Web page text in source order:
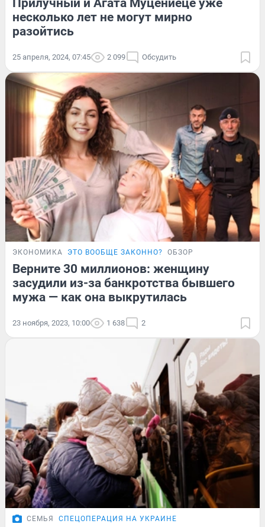
несколько лет не могут мирно
разойтись
25 апреля, 2024, 07:45 2 099 Обсудить
ЭКОНОМИКА ЭТО ВООБЩЕ ЗАКОННО? ОБЗОР
Верните 30 миллионов: женщину
засудили из-за банкротства бывшего
мужа — как она выкрутилась
23 ноября, 2023, 10:00 1 638 2
СЕМЬЯ СПЕЦОПЕРАЦИЯ НА УКРАИНЕ